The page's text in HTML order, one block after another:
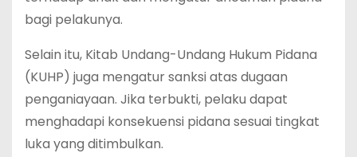
bagi pelakunya.
Selain itu, Kitab Undang-Undang Hukum Pidana
(KUHP) juga mengatur sanksi atas dugaan
penganiayaan. Jika terbukti, pelaku dapat
menghadapi konsekuensi pidana sesuai tingkat
luka yang ditimbulkan.